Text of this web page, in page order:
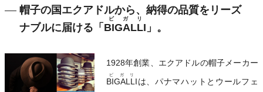
帽子の国エクアドルから、納得の品質をリーズ
ナブルに届ける「 BIGALLI
ビガリ
」。
1928年創業、エクアドルの帽子メーカー
BIGALLI
ビガリ
は、パナマハットとウールフェ